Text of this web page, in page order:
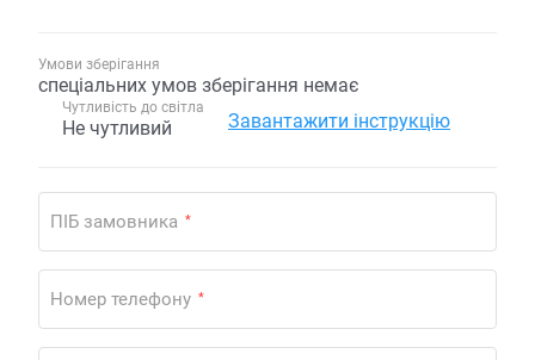
Умови зберігання
спеціальних умов зберігання немає
Чутливість до світла
Не чутливий Завантажити інструкцію
ПІБ замовника *
Номер телефону *